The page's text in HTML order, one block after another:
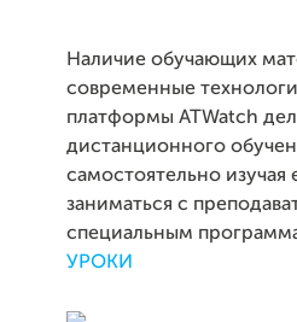
Наличие обучающих
современные
платформы ATWatch
дистанционного
самостоятельно
заниматься с
специальным
УРОКИ